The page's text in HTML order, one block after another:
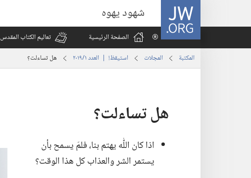
JW.ORG شهود يهوه
الصفحة الرئيسية
تعاليم الكتاب المقدس
المكتبة المجلات استيقظ‏!‏ | العدد ‏‎١‎/‏‎٢٠١٩‎ هل تساءلت؟‏
هل تساءلت؟‏
اذا كان اللّٰه يهتم بنا،‏ فلمَ يسمح بأن
يستمر الشر والعذاب كل هذا الوقت؟‏